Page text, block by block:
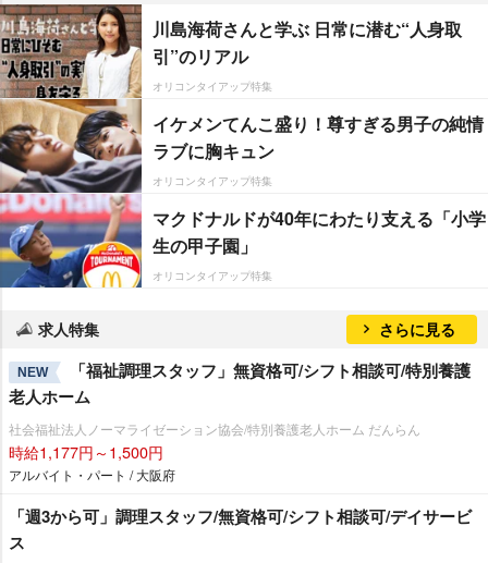
川島海荷さんと学ぶ 日常に潜む“人身取
引”のリアル
オリコンタイアップ特集
イケメンてんこ盛り！尊すぎる男子の純情
ラブに胸キュン
オリコンタイアップ特集
マクドナルドが40年にわたり支える「小学
生の甲子園」
オリコンタイアップ特集
求人特集 さらに見る
NEW
「福祉調理スタッフ」無資格可/シフト相談可/特別養護
老人ホーム
社会福祉法人ノーマライゼーション協会/特別養護老人ホーム だんらん
時給1,177円～1,500円
アルバイト・パート / 大阪府
「週3から可」調理スタッフ/無資格可/シフト相談可/デイサービ
ス